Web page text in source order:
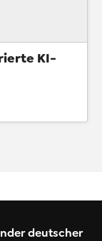
KI-
deutscher